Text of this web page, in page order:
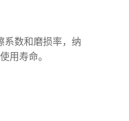
系数和磨损率，纳
用寿命。